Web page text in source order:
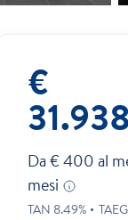
€
31.938
Da € 400 al
mesi
TAN 8.49% TAEG